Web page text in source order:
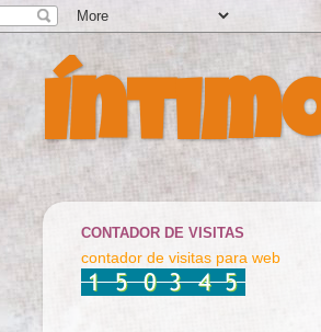
CONTADOR DE VISITAS
contador de visitas para web